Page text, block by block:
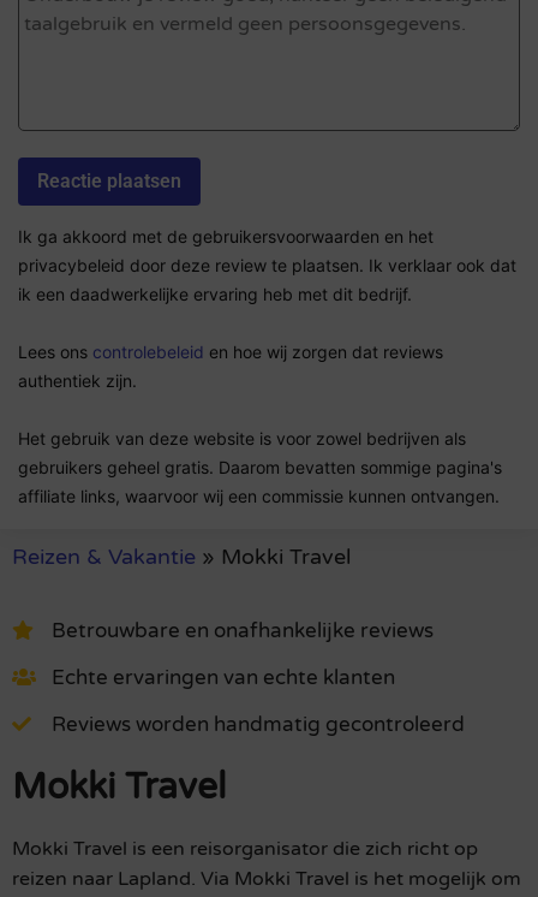
Ik ga akkoord met de gebruikersvoorwaarden en het
privacybeleid door deze review te plaatsen. Ik verklaar ook dat
ik een daadwerkelijke ervaring heb met dit bedrijf.
Lees ons controlebeleid en hoe wij zorgen dat reviews
authentiek zijn.
Het gebruik van deze website is voor zowel bedrijven als
gebruikers geheel gratis. Daarom bevatten sommige pagina's
affiliate links, waarvoor wij een commissie kunnen ontvangen.
Reizen & Vakantie » Mokki Travel
Betrouwbare en onafhankelijke reviews
Echte ervaringen van echte klanten
Reviews worden handmatig gecontroleerd
Mokki Travel
Mokki Travel is een reisorganisator die zich richt op
reizen naar Lapland. Via Mokki Travel is het mogelijk om